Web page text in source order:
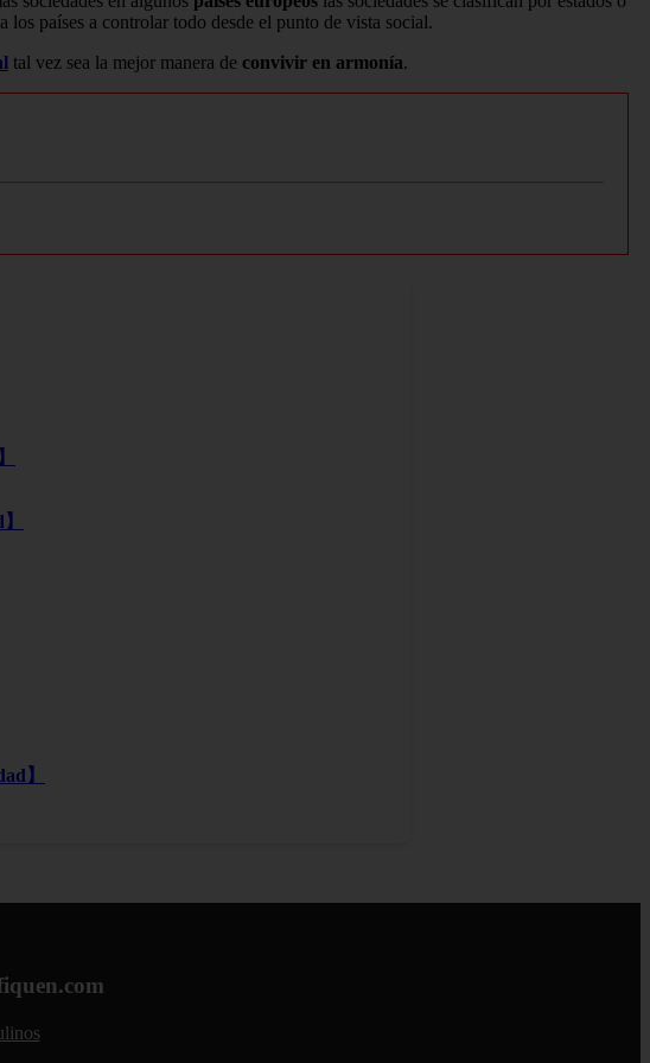
países a controlar todo desde el punto de vista social.
tal vez sea la mejor manera de convivir en armonía.
】